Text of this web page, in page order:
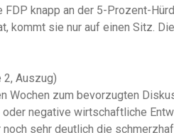
FDP knapp an der 5-Prozent-
kommt sie nur auf einen Sitz.
2, Auszug)
Wochen zum bevorzugten
negative wirtschaftliche
sehr deutlich die